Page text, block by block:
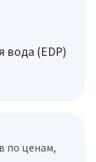
вода (EDP)
по ценам,